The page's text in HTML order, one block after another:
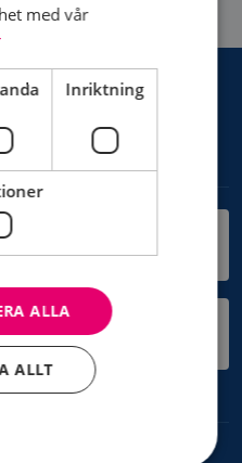
SÖRMLAND
med vår
Inriktning
ALLA
ALLT